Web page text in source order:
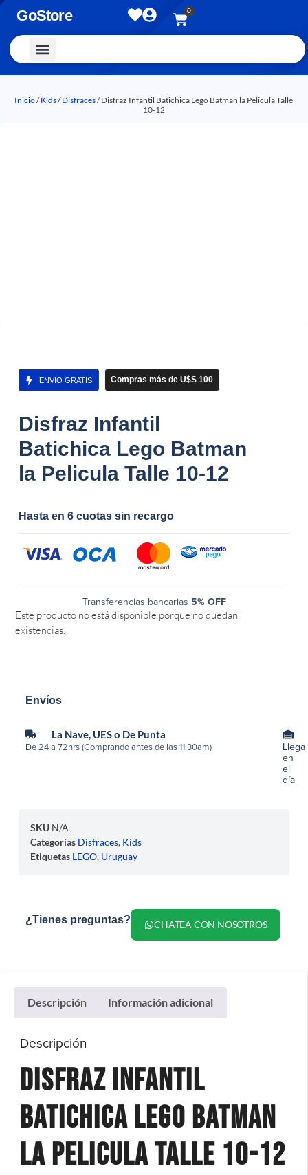
GoStore 0
Inicio/Kids/Disfraces/ Disfraz Infantil Batichica Lego Batman la Pelicula Talle
10-12
ENVIO GRATIS Compras más de U$S 100
Disfraz Infantil
Batichica Lego Batman
la Pelicula Talle 10-12
Hasta en 6 cuotas sin recargo
Transferencias bancarias 5% OFF
Este producto no está disponible porque no quedan
existencias.
Envíos
La Nave, UES o De Punta
De 24 a 72hrs (Comprando antes de las 11.30am)
Llega
en
el
día
SKU N/A
Categorías Disfraces, Kids
Etiquetas LEGO, Uruguay
¿Tienes preguntas? CHATEA CON NOSOTROS
Descripción Información adicional
Descripción
Disfraz Infantil
Batichica Lego Batman
la Pelicula Talle 10-12